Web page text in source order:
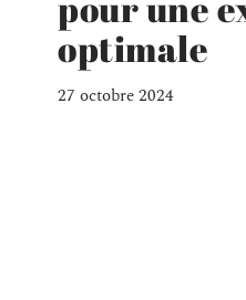
optimale
27 octobre 2024